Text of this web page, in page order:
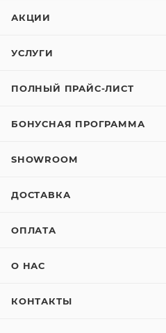
АКЦИИ
УСЛУГИ
ПОЛНЫЙ ПРАЙС-ЛИСТ
БОНУСНАЯ ПРОГРАММА
SHOWROOM
ДОСТАВКА
ОПЛАТА
О НАС
КОНТАКТЫ